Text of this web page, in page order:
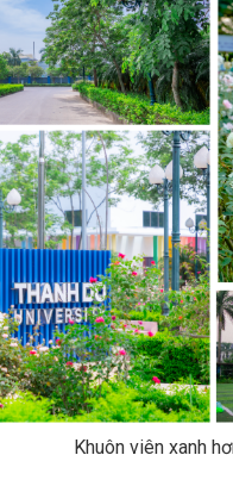
Khuôn viên xanh